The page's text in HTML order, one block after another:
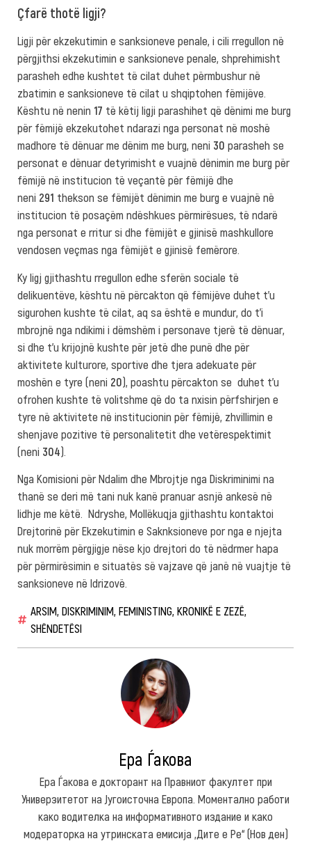
Çfarë thotë ligji?
Ligji për ekzekutimin e sanksioneve penale, i cili rregullon në
përgjithsi ekzekutimin e sanksioneve penale, shprehimisht
parasheh edhe kushtet të cilat duhet përmbushur në
zbatimin e sanksioneve të cilat u shqiptohen fëmijëve.
Kështu në nenin 17 të këtij ligji parashihet që dënimi me burg
për fëmijë ekzekutohet ndarazi nga personat në moshë
madhore të dënuar me dënim me burg, neni 30 parasheh se
personat e dënuar detyrimisht e vuajnë dënimin me burg për
fëmijë në institucion të veçantë për fëmijë dhe
neni 291 thekson se fëmijët dënimin me burg e vuajnë në
institucion të posaçëm ndëshkues përmirësues, të ndarë
nga personat e rritur si dhe fëmijët e gjinisë mashkullore
vendosen veçmas nga fëmijët e gjinisë femërore.
Ky ligj gjithashtu rregullon edhe sferën sociale të
delikuentëve, kështu në përcakton që fëmijëve duhet t’u
sigurohen kushte të cilat, aq sa është e mundur, do t’i
mbrojnë nga ndikimi i dëmshëm i personave tjerë të dënuar,
si dhe t’u krijojnë kushte për jetë dhe punë dhe për
aktivitete kulturore, sportive dhe tjera adekuate për
moshën e tyre (neni 20), poashtu përcakton se duhet t’u
ofrohen kushte të volitshme që do ta nxisin përfshirjen e
tyre në aktivitete në institucionin për fëmijë, zhvillimin e
shenjave pozitive të personalitetit dhe vetërespektimit
(neni 304).
Nga Komisioni për Ndalim dhe Mbrojtje nga Diskriminimi na
thanë se deri më tani nuk kanë pranuar asnjë ankesë në
lidhje me këtë. Ndryshe, Mollëkuqja gjithashtu kontaktoi
Drejtorinë për Ekzekutimin e Saknksioneve por nga e njejta
nuk morrëm përgjigje nëse kjo drejtori do të nëdrmer hapa
për përmirësimin e situatës së vajzave që janë në vuajtje të
sanksioneve në Idrizovë.
ARSIM DISKRIMINIM FEMINISTING KRONIKË E ZEZË
SHËNDETËSI
Ера Ѓакова
Ера Ѓакова е докторант на Правниот факултет при
Универзитетот на Југоисточна Европа. Моментално работи
како водителка на информативното издание и како
модераторка на утринската емисија „Дите е Ре“ (Нов ден)